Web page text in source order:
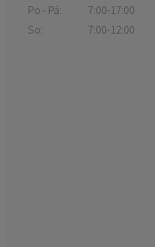
Po - Pá:
7:00-17:00
So:
7:00-12:00